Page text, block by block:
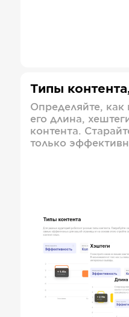
Типы
Определяйте, как
его длина,
контента.
только